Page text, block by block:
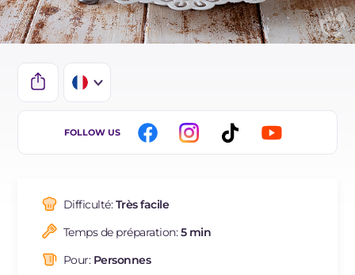
IT
ES
BR
NL
FOLLOW US
Difficulté:Très facile
Temps de préparation:5 min
Pour: Personnes